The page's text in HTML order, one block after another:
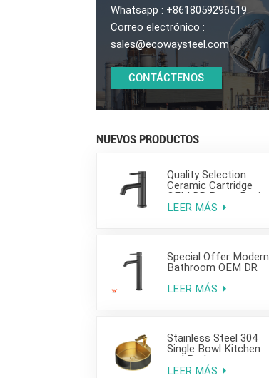
Whatsapp : +8618059296519
Correo electrónico :
sales@ecowaysteel.com
CONTÁCTENOS
NUEVOS PRODUCTOS
Quality Selection
Ceramic Cartridge
OEM DR Brass Basin
Taps For Home Hotel
LEER MÁS
Special Offer Modern
Bathroom OEM DR
Home Hotel Project
LEER MÁS
Stainless Steel 304
Single Bowl Kitchen
and Bathroom
Countertop Sink
LEER MÁS